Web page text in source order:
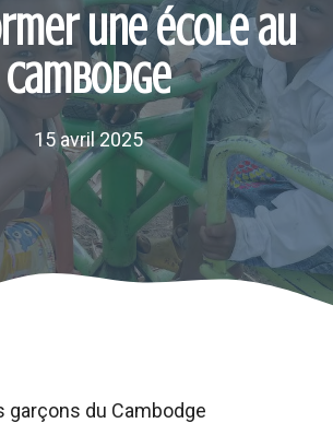
une école au
Cambodge
15 avril 2025
garçons du Cambodge